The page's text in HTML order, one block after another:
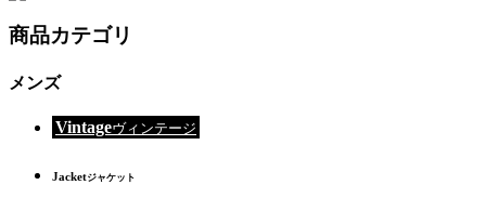
商品カテゴリ
メンズ
Vintageヴィンテージ
Jacketジャケット